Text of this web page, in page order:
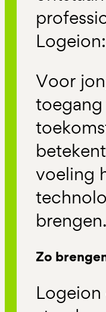
Voor
voeling
brengen.
Zo